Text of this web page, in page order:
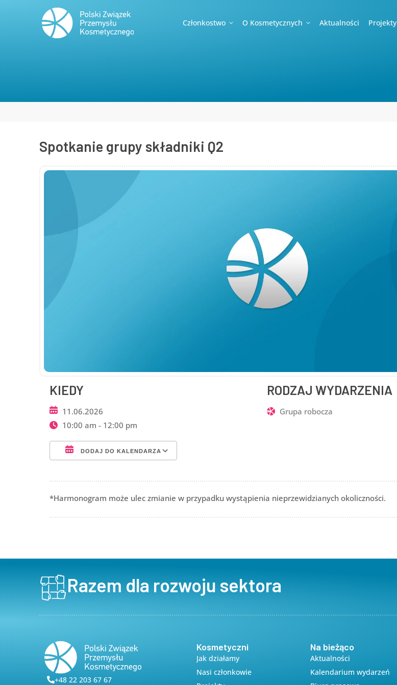
Członkostwo O Kosmetycznych Aktualności Projekty
Spotkanie grupy składniki Q2
KIEDY
11.06.2026
10:00 am - 12:00 pm
DODAJ DO KALENDARZA
RODZAJ WYDARZENIA
Grupa robocza
*Harmonogram może ulec zmianie w przypadku wystąpienia nieprzewidzianych okoliczności.
Razem dla rozwoju sektora
+48 22 203 67 67
Kosmetyczni
Jak działamy
Nasi członkowie
Na bieżąco
Aktualności
Kalendarium wydarzeń